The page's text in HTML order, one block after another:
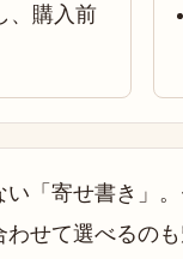
、購入前
「寄せ書き」
せて選べるの